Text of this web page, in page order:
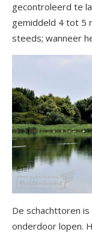
gecontroleerd te
gemiddeld 4 tot 5
steeds; wanneer
De schachttoren
onderdoor lopen.